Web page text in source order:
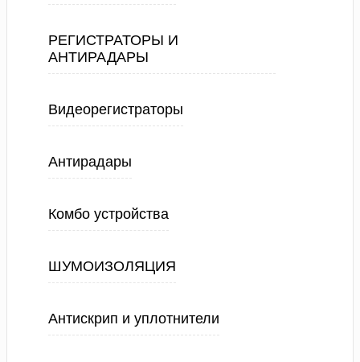
РЕГИСТРАТОРЫ И
АНТИРАДАРЫ
Видеорегистраторы
Антирадары
Комбо устройства
ШУМОИЗОЛЯЦИЯ
Антискрип и уплотнители